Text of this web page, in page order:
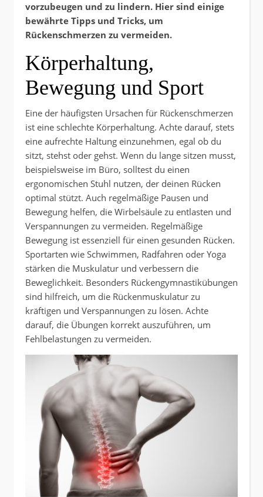
vorzubeugen und zu lindern. Hier sind einige
bewährte Tipps und Tricks, um
Rückenschmerzen zu vermeiden.
Körperhaltung,
Bewegung und Sport
Eine der häufigsten Ursachen für Rückenschmerzen
ist eine schlechte Körperhaltung. Achte darauf, stets
eine aufrechte Haltung einzunehmen, egal ob du
sitzt, stehst oder gehst. Wenn du lange sitzen musst,
beispielsweise im Büro, solltest du einen
ergonomischen Stuhl nutzen, der deinen Rücken
optimal stützt. Auch regelmäßige Pausen und
Bewegung helfen, die Wirbelsäule zu entlasten und
Verspannungen zu vermeiden. Regelmäßige
Bewegung ist essenziell für einen gesunden Rücken.
Sportarten wie Schwimmen, Radfahren oder Yoga
stärken die Muskulatur und verbessern die
Beweglichkeit. Besonders Rückengymnastikübungen
sind hilfreich, um die Rückenmuskulatur zu
kräftigen und Verspannungen zu lösen. Achte
darauf, die Übungen korrekt auszuführen, um
Fehlbelastungen zu vermeiden.